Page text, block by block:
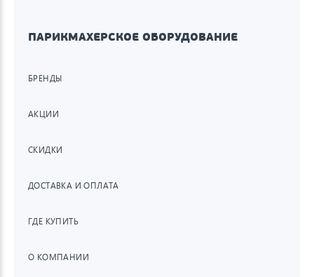
ПАРИКМАХЕРСКОЕ ОБОРУДОВАНИЕ
БРЕНДЫ
АКЦИИ
СКИДКИ
ДОСТАВКА И ОПЛАТА
ГДЕ КУПИТЬ
О КОМПАНИИ